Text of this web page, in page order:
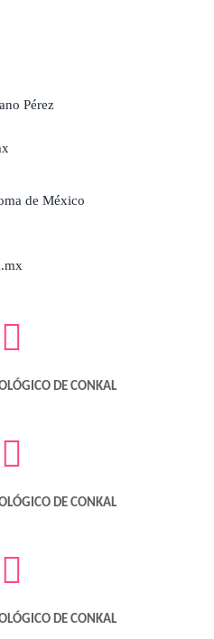
Pérez
de México
DE CONKAL
DE CONKAL
DE CONKAL